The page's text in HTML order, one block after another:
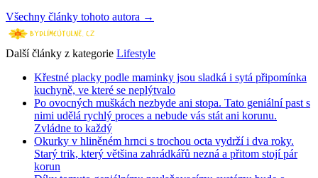
Všechny články tohoto autora →
Další články z kategorie Lifestyle
Křestné placky podle maminky jsou sladká i sytá připomínka
kuchyně, ve které se neplýtvalo
Po ovocných muškách nezbyde ani stopa. Tato geniální past s
nimi udělá rychlý proces a nebude vás stát ani korunu.
Zvládne to každý
Okurky v hliněném hrnci s trochou octa vydrží i dva roky.
Starý trik, který většina zahrádkářů nezná a přitom stojí pár
korun